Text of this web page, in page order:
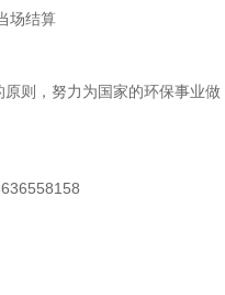
场结算
原则，努力为国家的环保事业做